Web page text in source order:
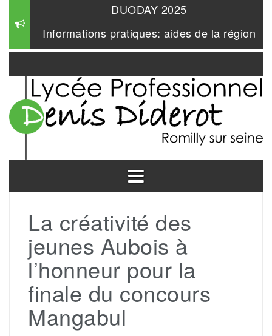
contenu
Informations pratiques: aides de la région
Mangabul 2026
La créativité des
jeunes Aubois à
l’honneur pour la
finale du concours
Mangabul